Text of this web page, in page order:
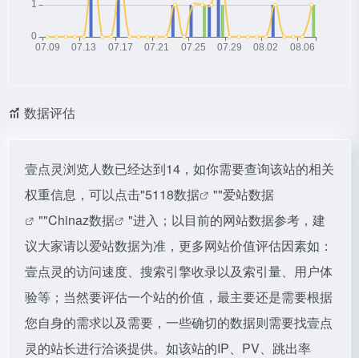
数据评估
壹点灵浏览人数已经达到14，如你需要查询该站的相关
权重信息，可以点击"5118数据 ""爱站数据
""Chinaz数据
"进入；以目前的网站数据参考，建
议大家请以爱站数据为准，更多网站价值评估因素如：
壹点灵的访问速度、搜索引擎收录以及索引量、用户体
验等；当然要评估一个站的价值，最主要还是需要根据
您自身的需求以及需要，一些确切的数据则需要找壹点
灵的站长进行洽谈提供。如该站的IP、PV、跳出率